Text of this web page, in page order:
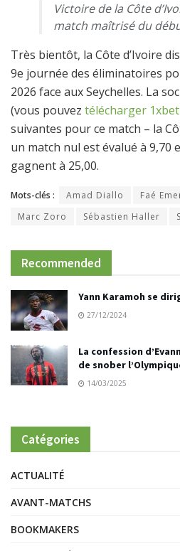
Victoire de la Côte
match maîtrisé du
Très bientôt, la Côte d’Ivoire
9e journée des éliminatoires
2026 face aux Seychelles. La
(vous pouvez télécharger 1xbet
suivantes pour ce match – la
un match nul est évalué à 9,70
gagnent à 25,00.
Mots-clés : Amad Diallo Faé
Marc Zoro
Sébastien Haller
Recommended
Yann Karamoh se
27/12/2024
La confession
de snober
14/03/2025
Catégories
ACTUALITÉ
AVANT-MATCHS
BOOKMAKERS